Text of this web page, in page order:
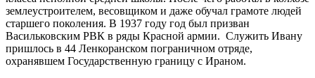
землеустроителем, весовщиком и даже обучал грамоте людей
старшего поколения. В 1937 году год был призван
Васильковским РВК в ряды Красной армии. Служить Ивану
пришлось в 44 Ленкоранском пограничном отряде,
охранявшем Государственную границу с Ираном.